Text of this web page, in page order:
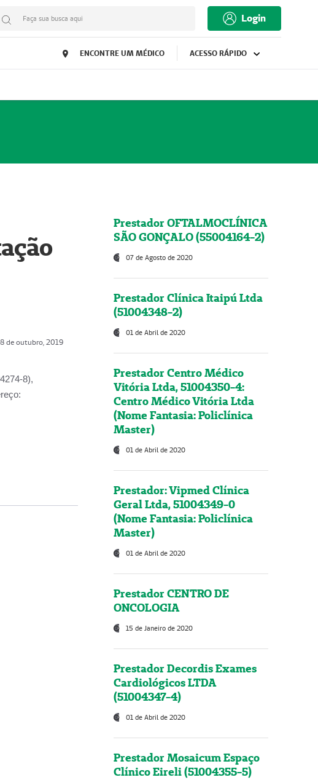
Faça sua busca aqui Login
ENCONTRE UM MÉDICO ACESSO RÁPIDO
de outubro, 2019
8),
Prestador OFTALMOCLÍNICA
SÃO GONÇALO (55004164-2)
07 de Agosto de 2020
Prestador Clínica Itaipú Ltda
(51004348-2)
01 de Abril de 2020
Prestador Centro Médico
Vitória Ltda, 51004350-4:
Centro Médico Vitória Ltda
(Nome Fantasia: Policlínica
Master)
01 de Abril de 2020
Prestador: Vipmed Clínica
Geral Ltda, 51004349-0
(Nome Fantasia: Policlínica
Master)
01 de Abril de 2020
Prestador CENTRO DE
ONCOLOGIA
15 de Janeiro de 2020
Prestador Decordis Exames
Cardiológicos LTDA
(51004347-4)
01 de Abril de 2020
Prestador Mosaicum Espaço
Clínico Eireli (51004355-5)